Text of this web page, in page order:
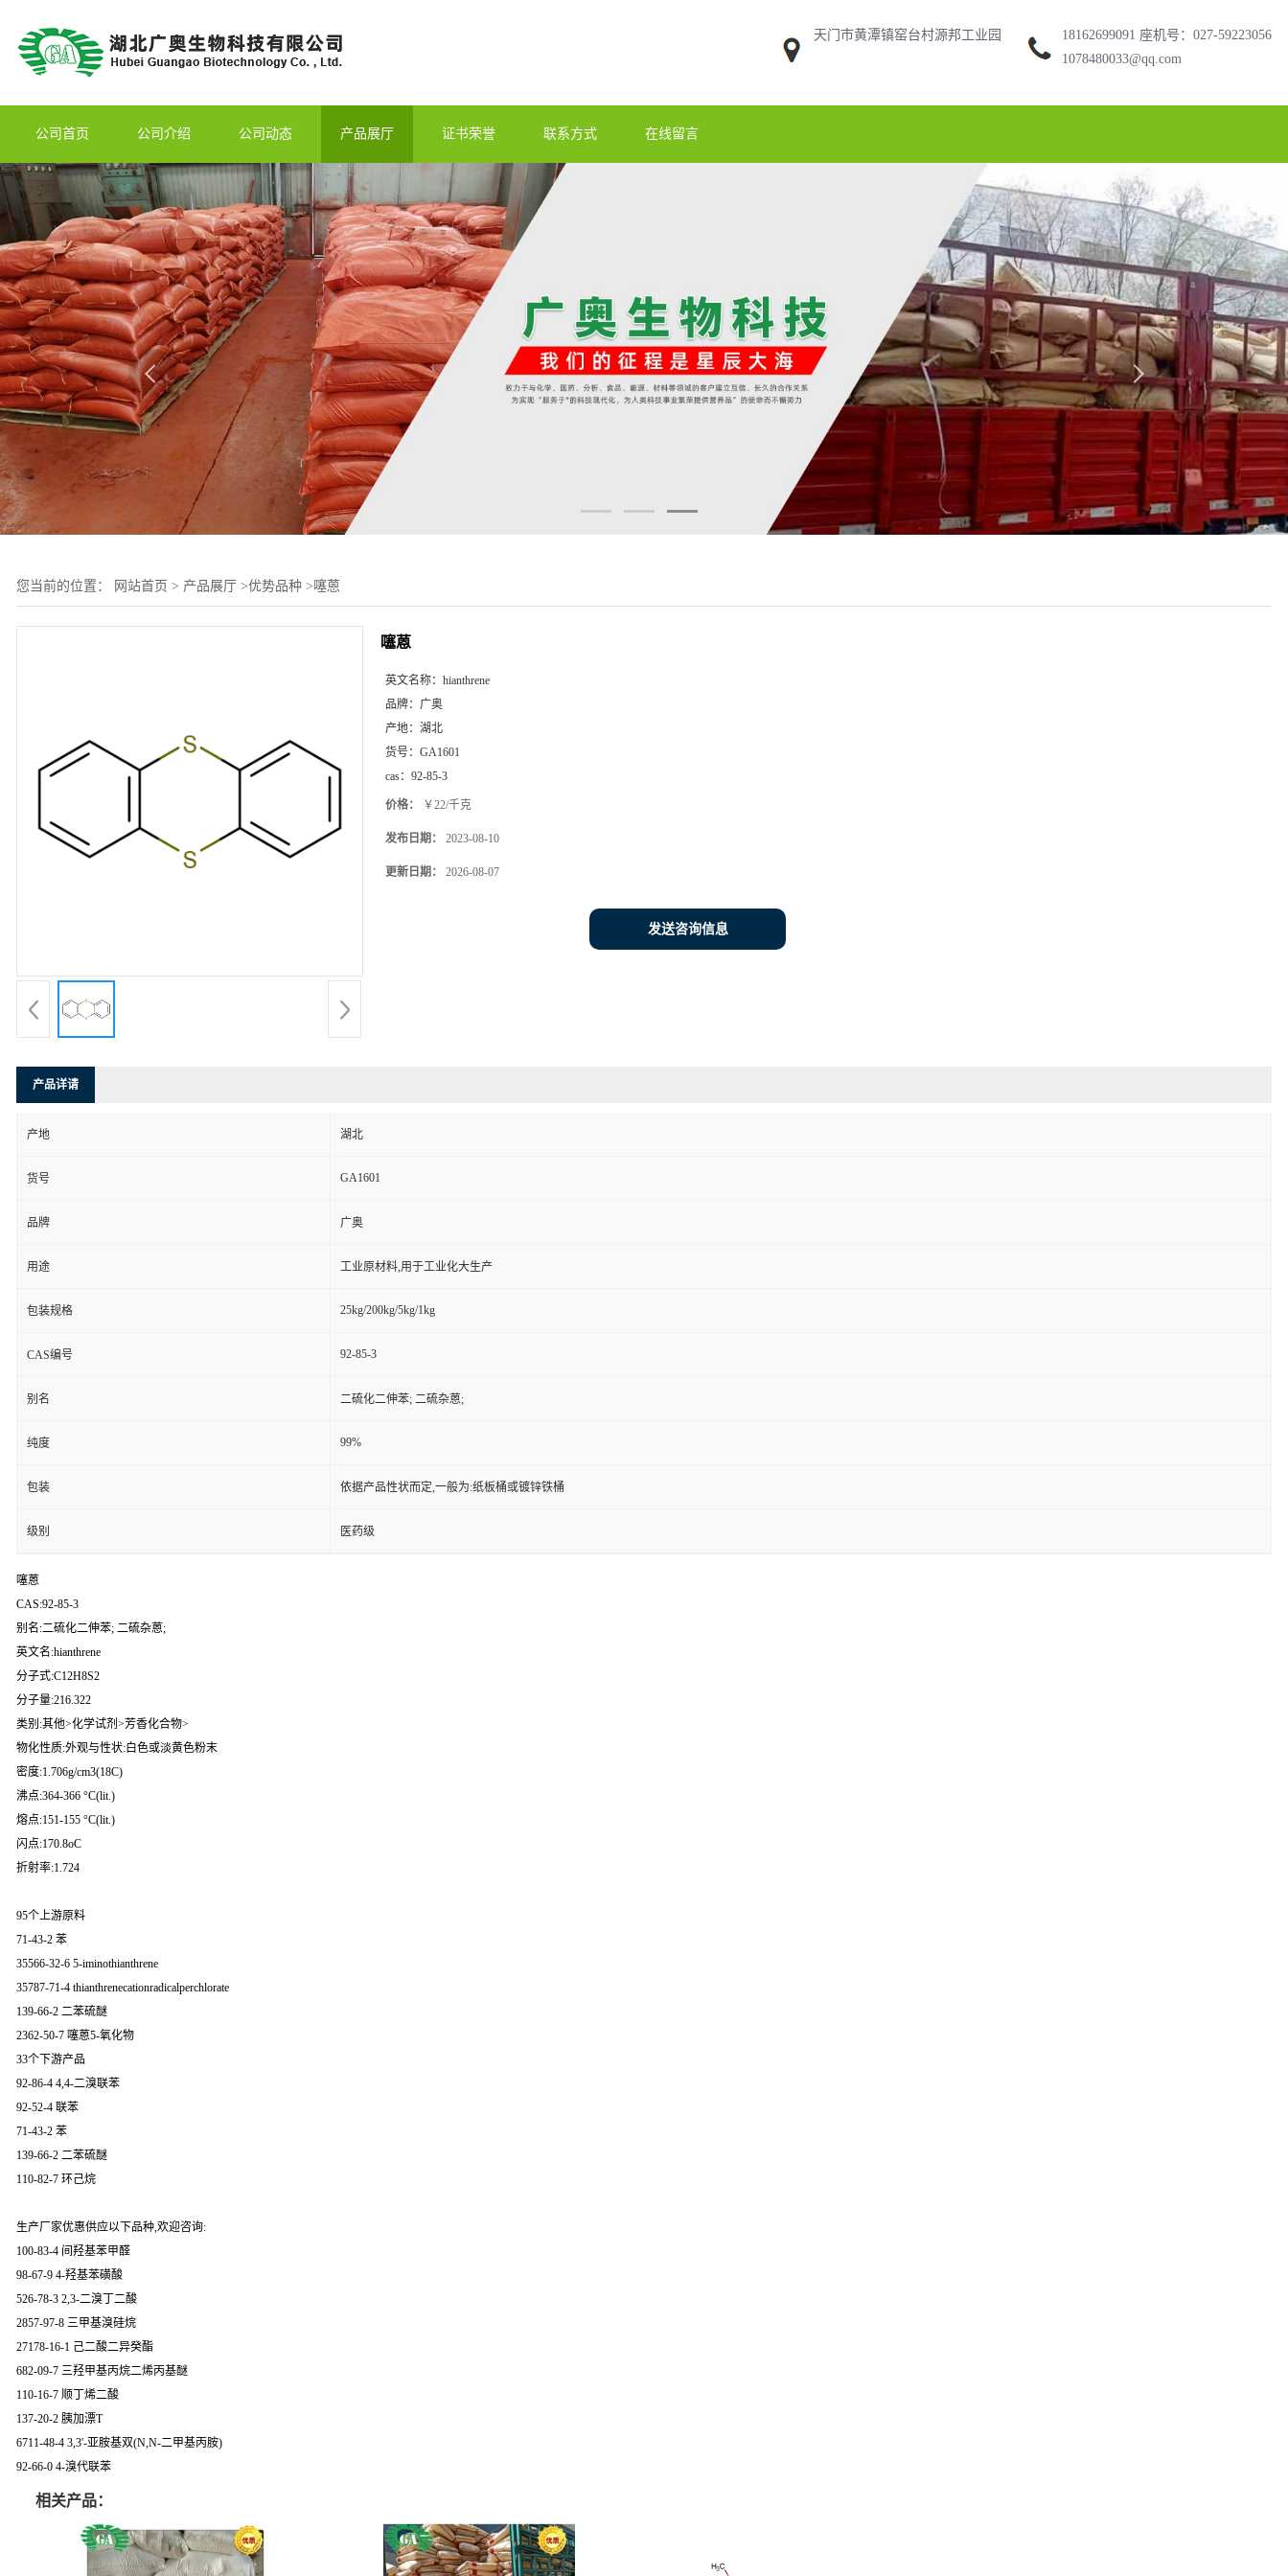
天门市黄潭镇窑台村源邦工业园
18162699091 座机号：027-59223056
1078480033@qq.com
公司首页 公司介绍 公司动态 产品展厅 证书荣誉 联系方式 在线留言
您当前的位置： 网站首页 > 产品展厅 >优势品种 >噻蒽
噻蒽
英文名称： hianthrene
品牌： 广奥
产地： 湖北
货号： GA1601
cas： 92-85-3
价格： ￥22/千克
发布日期： 2023-08-10
更新日期： 2026-08-07
发送咨询信息
产品详请
产地 湖北
货号 GA1601
品牌 广奥
用途 工业原材料,用于工业化大生产
包装规格 25kg/200kg/5kg/1kg
CAS编号 92-85-3
别名 二硫化二伸苯; 二硫杂蒽;
纯度 99%
包装 依据产品性状而定,一般为:纸板桶或镀锌铁桶
级别 医药级
噻蒽
CAS:92-85-3
别名:二硫化二伸苯; 二硫杂蒽;
英文名:hianthrene
分子式:C12H8S2
分子量:216.322
类别:其他>化学试剂>芳香化合物>
物化性质:外观与性状:白色或淡黄色粉末
密度:1.706g/cm3(18C)
沸点:364-366 °C(lit.)
熔点:151-155 °C(lit.)
闪点:170.8oC
折射率:1.724
95个上游原料
71-43-2 苯
35566-32-6 5-iminothianthrene
35787-71-4 thianthrenecationradicalperchlorate
139-66-2 二苯硫醚
2362-50-7 噻蒽5-氧化物
33个下游产品
92-86-4 4,4-二溴联苯
92-52-4 联苯
71-43-2 苯
139-66-2 二苯硫醚
110-82-7 环己烷
生产厂家优惠供应以下品种,欢迎咨询:
100-83-4 间羟基苯甲醛
98-67-9 4-羟基苯磺酸
526-78-3 2,3-二溴丁二酸
2857-97-8 三甲基溴硅烷
27178-16-1 己二酸二异癸酯
682-09-7 三羟甲基丙烷二烯丙基醚
110-16-7 顺丁烯二酸
137-20-2 胰加漂T
6711-48-4 3,3'-亚胺基双(N,N-二甲基丙胺)
92-66-0 4-溴代联苯
相关产品：